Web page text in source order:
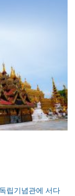
립기념관에 서다